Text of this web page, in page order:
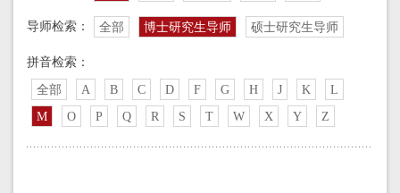
导师检索： 全部 博士研究生导师 硕士研究生导师
拼音检索：
全部 A B C D F G H J K
L
M
O P Q R S T W X Y Z